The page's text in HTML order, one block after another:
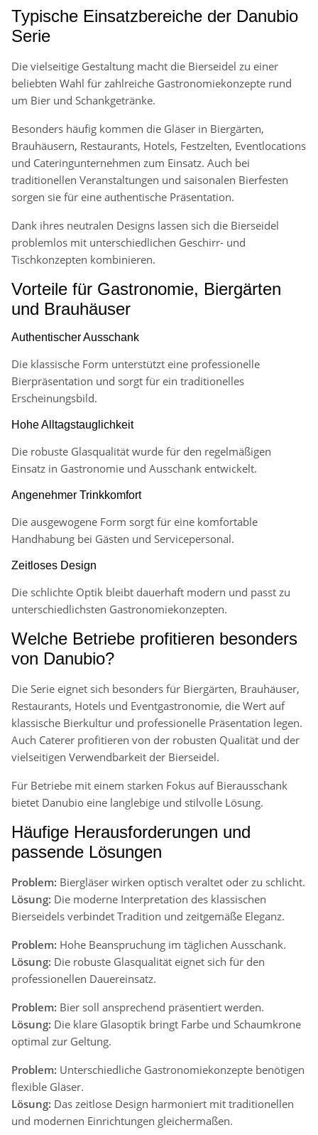
Typische Einsatzbereiche der Danubio
Serie
Die vielseitige Gestaltung macht die Bierseidel zu einer
beliebten Wahl für zahlreiche Gastronomiekonzepte rund
um Bier und Schankgetränke.
Besonders häufig kommen die Gläser in Biergärten,
Brauhäusern, Restaurants, Hotels, Festzelten, Eventlocations
und Cateringunternehmen zum Einsatz. Auch bei
traditionellen Veranstaltungen und saisonalen Bierfesten
sorgen sie für eine authentische Präsentation.
Dank ihres neutralen Designs lassen sich die Bierseidel
problemlos mit unterschiedlichen Geschirr- und
Tischkonzepten kombinieren.
Vorteile für Gastronomie, Biergärten
und Brauhäuser
Authentischer Ausschank
Die klassische Form unterstützt eine professionelle
Bierpräsentation und sorgt für ein traditionelles
Erscheinungsbild.
Hohe Alltagstauglichkeit
Die robuste Glasqualität wurde für den regelmäßigen
Einsatz in Gastronomie und Ausschank entwickelt.
Angenehmer Trinkkomfort
Die ausgewogene Form sorgt für eine komfortable
Handhabung bei Gästen und Servicepersonal.
Zeitloses Design
Die schlichte Optik bleibt dauerhaft modern und passt zu
unterschiedlichsten Gastronomiekonzepten.
Welche Betriebe profitieren besonders
von Danubio?
Die Serie eignet sich besonders für Biergärten, Brauhäuser,
Restaurants, Hotels und Eventgastronomie, die Wert auf
klassische Bierkultur und professionelle Präsentation legen.
Auch Caterer profitieren von der robusten Qualität und der
vielseitigen Verwendbarkeit der Bierseidel.
Für Betriebe mit einem starken Fokus auf Bierausschank
bietet Danubio eine langlebige und stilvolle Lösung.
Häufige Herausforderungen und
passende Lösungen
Problem: Biergläser wirken optisch veraltet oder zu schlicht.
Lösung: Die moderne Interpretation des klassischen
Bierseidels verbindet Tradition und zeitgemäße Eleganz.
Problem: Hohe Beanspruchung im täglichen Ausschank.
Lösung: Die robuste Glasqualität eignet sich für den
professionellen Dauereinsatz.
Problem: Bier soll ansprechend präsentiert werden.
Lösung: Die klare Glasoptik bringt Farbe und Schaumkrone
optimal zur Geltung.
Problem: Unterschiedliche Gastronomiekonzepte benötigen
flexible Gläser.
Lösung: Das zeitlose Design harmoniert mit traditionellen
und modernen Einrichtungen gleichermaßen.